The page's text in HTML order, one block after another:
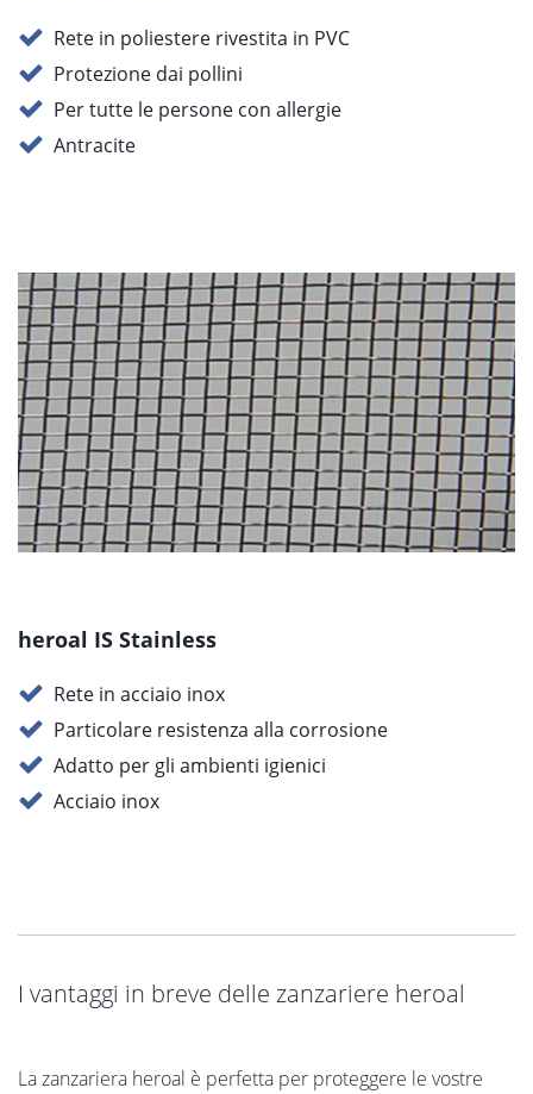
Rete in poliestere rivestita in PVC
Protezione dai pollini
Per tutte le persone con allergie
Antracite
heroal IS Stainless
Rete in acciaio inox
Particolare resistenza alla corrosione
Adatto per gli ambienti igienici
Acciaio inox
I vantaggi in breve delle zanzariere heroal
La zanzariera heroal è perfetta per proteggere le vostre